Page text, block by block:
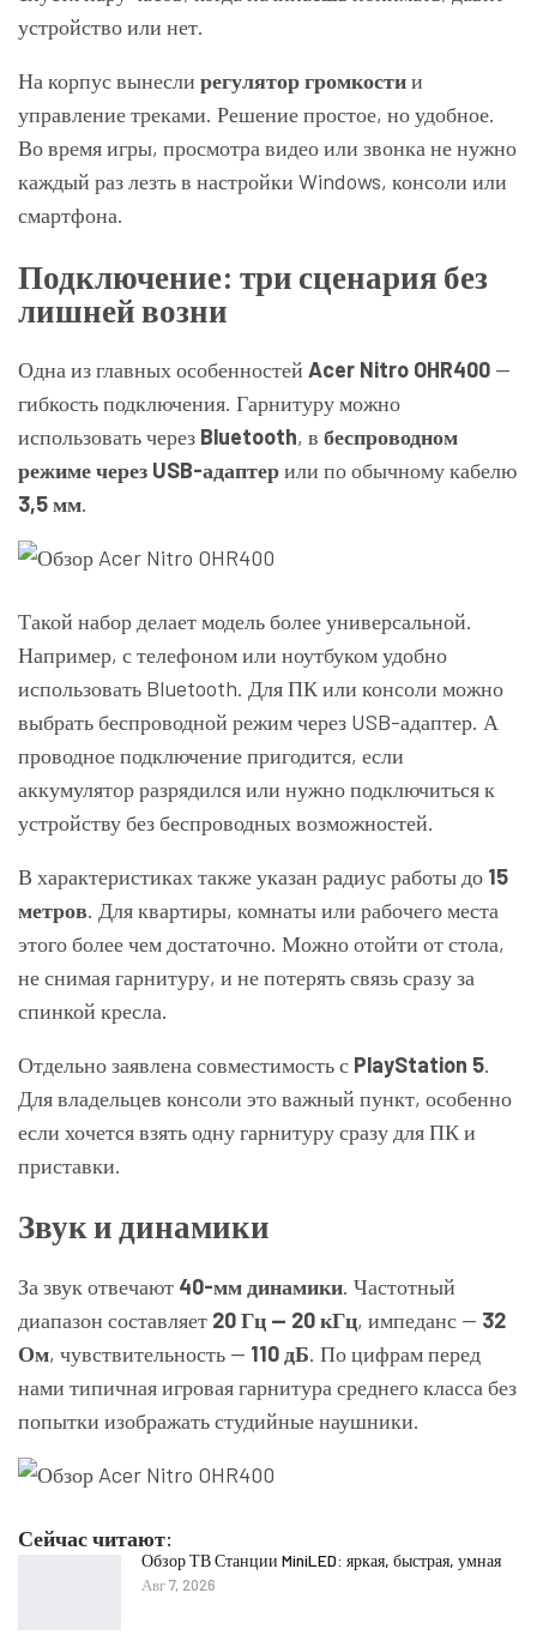
устройство или нет.
На корпус вынесли регулятор громкостии
управление треками. Решение простое, но удобное.
Во время игры, просмотра видео или звонка не нужно
каждый раз лезть в настройки Windows, консоли или
смартфона.
Подключение: три сценария без
лишней возни
Одна из главных особенностей Acer Nitro OHR400 —
гибкость подключения. Гарнитуру можно
использовать через Bluetooth, в беспроводном
режиме через USB-адаптерили по обычному кабелю
3,5 мм.
Такой набор делает модель более универсальной.
Например, с телефоном или ноутбуком удобно
использовать Bluetooth. Для ПК или консоли можно
выбрать беспроводной режим через USB-адаптер. А
проводное подключение пригодится, если
аккумулятор разрядился или нужно подключиться к
устройству без беспроводных возможностей.
В характеристиках также указан радиус работы до 15
метров. Для квартиры, комнаты или рабочего места
этого более чем достаточно. Можно отойти от стола,
не снимая гарнитуру, и не потерять связь сразу за
спинкой кресла.
Отдельно заявлена совместимость с PlayStation 5.
Для владельцев консоли это важный пункт, особенно
если хочется взять одну гарнитуру сразу для ПК и
приставки.
Звук и динамики
За звук отвечают 40-мм динамики. Частотный
диапазон составляет 20 Гц — 20 кГц, импеданс — 32
Ом, чувствительность — 110 дБ. По цифрам перед
нами типичная игровая гарнитура среднего класса без
попытки изображать студийные наушники.
Сейчас читают:
Обзор ТВ Станции MiniLED: яркая, быстрая, умная
Авг 7, 2026